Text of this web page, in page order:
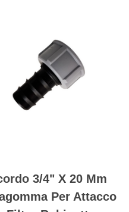
3/4" X 20 Mm
Per Attacco